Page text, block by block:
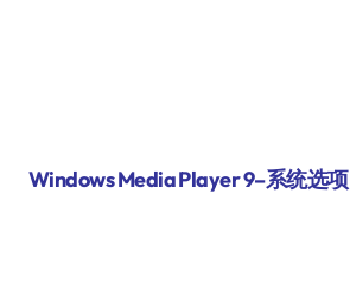
Windows Media Player 9–系统选项